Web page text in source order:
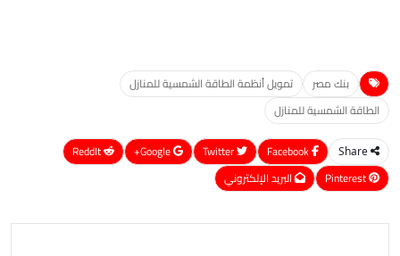
بنك مصر
تمويل أنظمة الطاقة الشمسية للمنازل
الطاقة الشمسية للمنازل
Share
Google+
ReddIt
Pinterest
البريد الإلكتروني